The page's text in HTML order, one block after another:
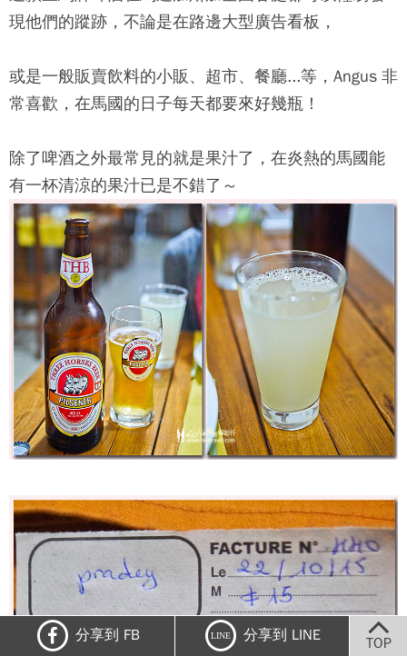
現他們的蹤跡，不論是在路邊大型廣告看板，
或是一般販賣飲料的小販、超市、餐廳...等，Angus 非
常喜歡，在馬國的日子每天都要來好幾瓶！
除了啤酒之外最常見的就是果汁了，在炎熱的馬國能
有一杯清涼的果汁已是不錯了～
分享到 FB LINE 分享到 LINE TOP